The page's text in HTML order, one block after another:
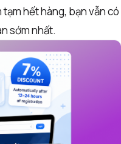
hết hàng, bạn vẫn có
sớm nhất.